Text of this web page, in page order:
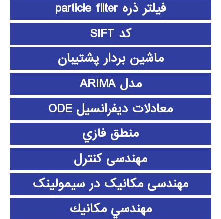
فیلتر ذره particle filter
کد SIFT
ماشین بردار پشتیبان
مدل ARIMA
معادلات دیفرانسیل ODE
منطق فازي
مهندسی کنترل
مهندسی مکانیک در سیمولینک
مهندسي مكانيك